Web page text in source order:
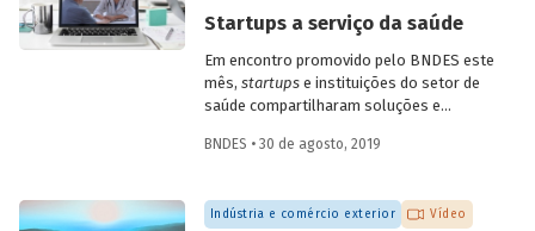
Startups a serviço da saúde
Em encontro promovido pelo BNDES este
mês, startupse instituições do setor de
saúde compartilharam soluções e
presença de mais de dez startups e de 15
e privado, incluindo hospitais, planos de
saúde, empresas farmacêuticas e
BNDES • 30 de agosto, 2019
Indústria e comércio exterior Vídeo